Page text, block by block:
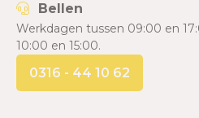
Bellen
Werkdagen tussen 09:00 en
10:00 en 15:00.
0316 - 44 10 62